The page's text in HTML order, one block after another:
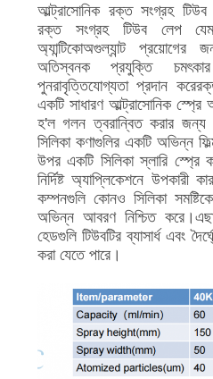
আল্ট্রাসোনিক রক্ত সংগ্রহ টিউব
রক্ত সংগ্রহ টিউব লেপ
অ্যান্টিকোঅগুল্যান্ট
অতিস্বনক প্রযুক্তি
পুনরাবৃত্তিযোগ্যতা প্রদান
একটি সাধারণ আল্ট্রাসোনিক স্প্রে
হ'ল গলন ত্বরান্বিত করার জন্য
সিলিকা কণাগুলির একটি অভিন্ন
উপর একটি সিলিকা স্লারি স্প্রে
নির্দিষ্ট অ্যাপ্লিকেশনে উপকারী
কম্পনগুলি কোনও সিলিকা
অভিন্ন আবরণ নিশ্চিত
হেডগুলি টিউবটির ব্যাসার্ধ এবং
করা যেতে পারে।